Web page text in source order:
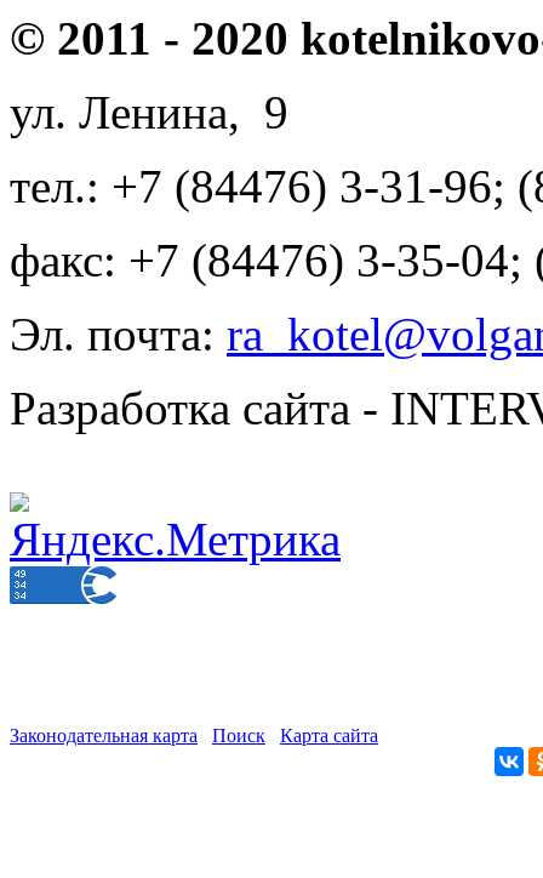
© 2011 - 2020
ул. Ленина, 9
тел.: +7 (84476) 3-31-96;
факс: +7 (84476) 3-35-04;
Эл. почта:
Разработка сайта -
Законодательная карта Поиск Карта сайта